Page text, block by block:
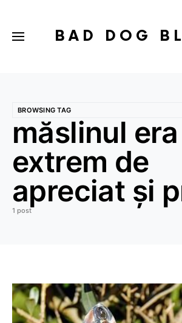
BAD DOG
BROWSING TAG
măslinul era
extrem de
apreciat și
1 post